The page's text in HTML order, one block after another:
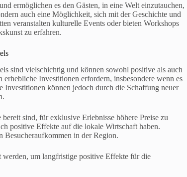
ermöglichen es den Gästen, in eine Welt einzutauchen,
auch eine Möglichkeit, sich mit der Geschichte und
veranstalten kulturelle Events oder bieten Workshops
zu erfahren.
sind vielschichtig und können sowohl positive als auch
Investitionen erfordern, insbesondere wenn es
Investitionen können jedoch durch die Schaffung neuer
sind, für exklusive Erlebnisse höhere Preise zu
positive Effekte auf die lokale Wirtschaft haben.
Besucheraufkommen in der Region.
werden, um langfristige positive Effekte für die